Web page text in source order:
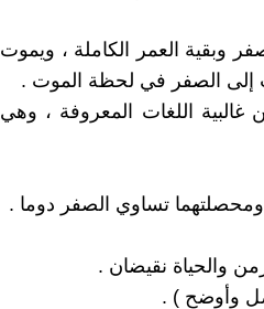
وبقية العمر الكاملة ، ويموت
إلى الصفر في لحظة الموت .
اللغات المعروفة ، وهي
وأوضح ) .